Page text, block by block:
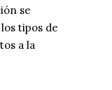
se
tipos de
a la